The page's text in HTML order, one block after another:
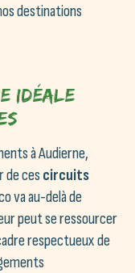
destinations
idéale
à Audierne,
de ces circuits
va au-delà de
peut se ressourcer
respectueux de